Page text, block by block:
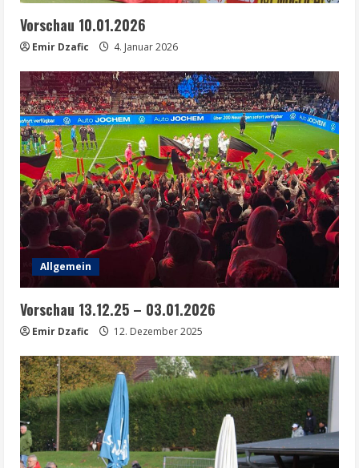
Vorschau 10.01.2026
Emir Dzafic 4. Januar 2026
Allgemein
Vorschau 13.12.25 – 03.01.2026
Emir Dzafic 12. Dezember 2025